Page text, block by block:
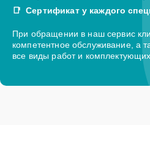
Сертификат у каждого
При обращении в наш сервис
компетентное обслуживание, а
все виды работ и комплектующих.